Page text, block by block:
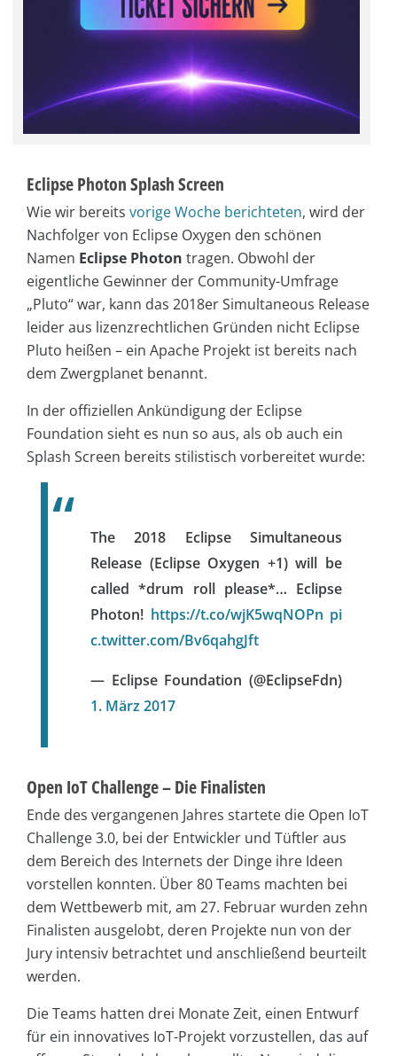
Eclipse Photon Splash Screen
Wie wir bereits vorige Woche berichteten, wird der
Nachfolger von Eclipse Oxygen den schönen
Namen Eclipse Photon tragen. Obwohl der
eigentliche Gewinner der Community-Umfrage
„Pluto“ war, kann das 2018er Simultaneous Release
leider aus lizenzrechtlichen Gründen nicht Eclipse
Pluto heißen – ein Apache Projekt ist bereits nach
dem Zwergplanet benannt.
In der offiziellen Ankündigung der Eclipse
Foundation sieht es nun so aus, als ob auch ein
Splash Screen bereits stilistisch vorbereitet wurde:
The 2018 Eclipse Simultaneous
Release (Eclipse Oxygen +1) will be
called *drum roll please*… Eclipse
Photon! https://t.co/wjK5wqNOPn pi
c.twitter.com/Bv6qahgJft
— Eclipse Foundation (@EclipseFdn)
1. März 2017
Open IoT Challenge – Die Finalisten
Ende des vergangenen Jahres startete die Open IoT
Challenge 3.0, bei der Entwickler und Tüftler aus
dem Bereich des Internets der Dinge ihre Ideen
vorstellen konnten. Über 80 Teams machten bei
dem Wettbewerb mit, am 27. Februar wurden zehn
Finalisten ausgelobt, deren Projekte nun von der
Jury intensiv betrachtet und anschließend beurteilt
werden.
Die Teams hatten drei Monate Zeit, einen Entwurf
für ein innovatives IoT-Projekt vorzustellen, das auf